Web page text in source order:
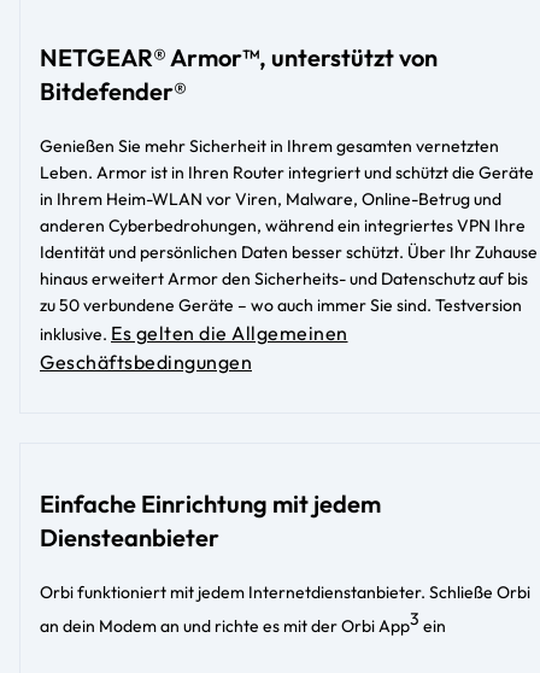
NETGEAR® Armor™, unterstützt von
Bitdefender®
Genießen Sie mehr Sicherheit in Ihrem gesamten vernetzten
Leben. Armor ist in Ihren Router integriert und schützt die Geräte
in Ihrem Heim-WLAN vor Viren, Malware, Online-Betrug und
anderen Cyberbedrohungen, während ein integriertes VPN Ihre
Identität und persönlichen Daten besser schützt. Über Ihr Zuhause
hinaus erweitert Armor den Sicherheits- und Datenschutz auf bis
zu 50 verbundene Geräte – wo auch immer Sie sind. Testversion
inklusive. Es gelten die Allgemeinen
Geschäftsbedingungen
Einfache Einrichtung mit jedem
Diensteanbieter
Orbi funktioniert mit jedem Internetdienstanbieter. Schließe Orbi
an dein Modem an und richte es mit der Orbi App3 ein​